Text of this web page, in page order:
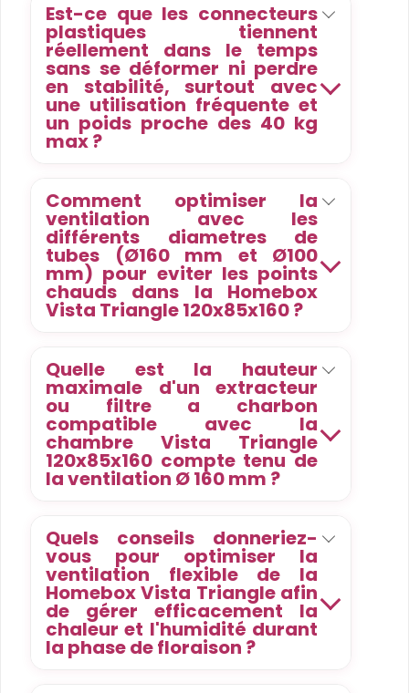
Est-ce que les connecteurs
plastiques tiennent
réellement dans le temps
sans se déformer ni perdre
en stabilité, surtout avec
une utilisation fréquente et
un poids proche des 40 kg
max ?
Comment optimiser la
ventilation avec les
différents diametres de
tubes (Ø160 mm et Ø100
mm) pour eviter les points
chauds dans la Homebox
Vista Triangle 120x85x160 ?
Quelle est la hauteur
maximale d'un extracteur
ou filtre a charbon
compatible avec la
chambre Vista Triangle
120x85x160 compte tenu de
la ventilation Ø 160 mm ?
Quels conseils donneriez-
vous pour optimiser la
ventilation flexible de la
Homebox Vista Triangle afin
de gérer efficacement la
chaleur et l'humidité durant
la phase de floraison ?